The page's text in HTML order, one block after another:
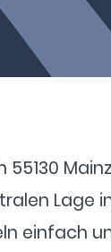
Lage
einfach